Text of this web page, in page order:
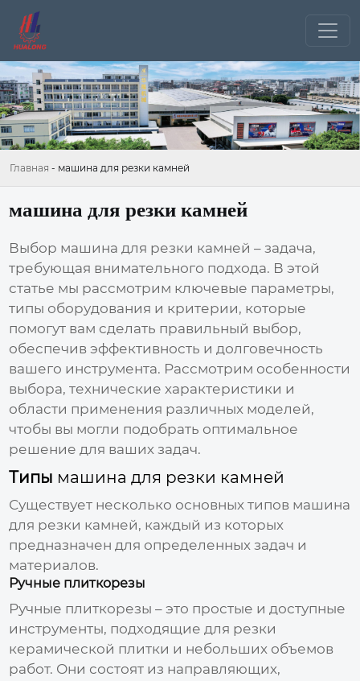
Главная - машина для резки камней
машина для резки камней
Выбор машина для резки камней – задача,
требующая внимательного подхода. В этой
статье мы рассмотрим ключевые параметры,
типы оборудования и критерии, которые
помогут вам сделать правильный выбор,
обеспечив эффективность и долговечность
вашего инструмента. Рассмотрим особенности
выбора, технические характеристики и
области применения различных моделей,
чтобы вы могли подобрать оптимальное
решение для ваших задач.
Типы машина для резки камней
Существует несколько основных типов машина
для резки камней, каждый из которых
предназначен для определенных задач и
материалов.
Ручные плиткорезы
Ручные плиткорезы – это простые и доступные
инструменты, подходящие для резки
керамической плитки и небольших объемов
работ. Они состоят из направляющих,